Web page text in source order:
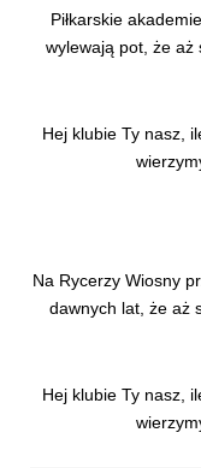
Piłkarskie
wylewają pot, że aż
Hej klubie Ty nasz,
Na Rycerzy Wiosny
dawnych lat, że aż
Hej klubie Ty nasz,